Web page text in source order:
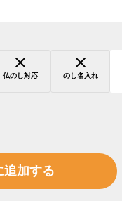
仏のし対応 のし名入れ
追加する